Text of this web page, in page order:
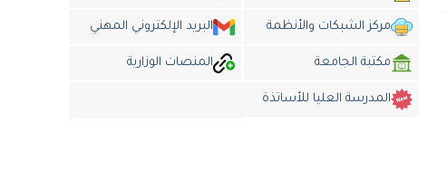
مركز الشبكات والأنظمة البريد الإلكتروني المهني
مكتبة الجامعة المنصات الوزارية
المدرسة العليا للأساتذة